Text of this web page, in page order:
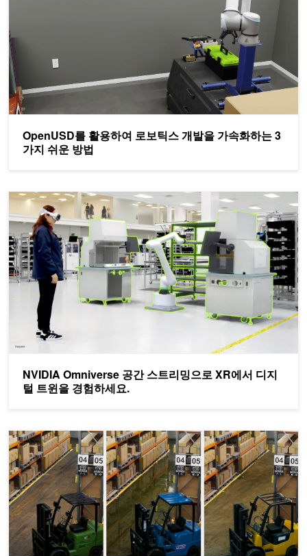
OpenUSD를 활용하여 로보틱스 개발을 가속화하는 3
가지 쉬운 방법
NVIDIA Omniverse 공간 스트리밍으로 XR에서 디지
털 트윈을 경험하세요.
NVIDIA Omniverse 공간 스트리밍으로 XR에서 디지털 트윈을 경
지각 AI를 위한 생성형 AI 지원 합성 데이터 파이프라인을 구축하